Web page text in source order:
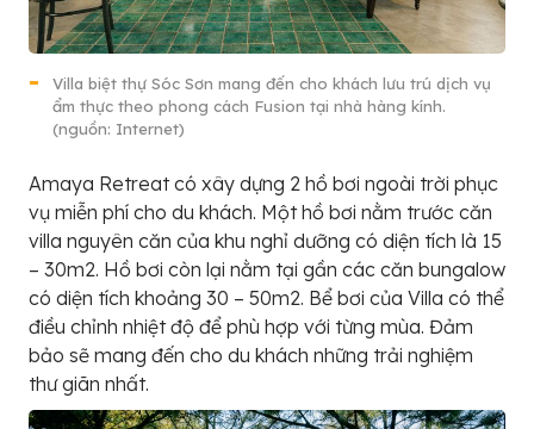
Villa biệt thự Sóc Sơn mang đến cho khách lưu trú dịch vụ
ẩm thực theo phong cách Fusion tại nhà hàng kính.
(nguồn: Internet)
Amaya Retreat có xây dựng 2 hồ bơi ngoài trời phục
vụ miễn phí cho du khách. Một hồ bơi nằm trước căn
villa nguyên căn của khu nghỉ dưỡng có diện tích là 15
– 30m2. Hồ bơi còn lại nằm tại gần các căn bungalow
có diện tích khoảng 30 – 50m2. Bể bơi của Villa có thể
điều chỉnh nhiệt độ để phù hợp với từng mùa. Đảm
bảo sẽ mang đến cho du khách những trải nghiệm
thư giãn nhất.